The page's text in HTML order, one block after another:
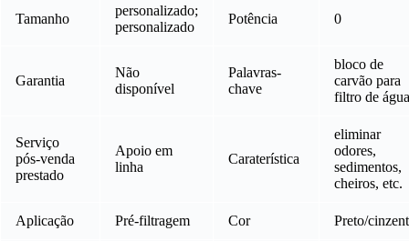
Tamanho
personalizado;
personalizado
Potência 0
Garantia
Não
disponível
Palavras-
chave
bloco de
carvão para
filtro de água
Serviço
pós-venda
prestado
Apoio em
linha
Caraterística
eliminar
odores,
sedimentos,
cheiros, etc.
Aplicação Pré-filtragem Cor Preto/